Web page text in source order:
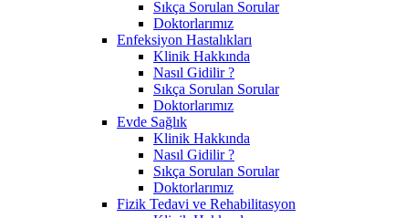
Sıkça Sorulan Sorular
Doktorlarımız
Enfeksiyon Hastalıkları
Klinik Hakkında
Nasıl Gidilir ?
Sıkça Sorulan Sorular
Doktorlarımız
Evde Sağlık
Klinik Hakkında
Nasıl Gidilir ?
Sıkça Sorulan Sorular
Doktorlarımız
Fizik Tedavi ve Rehabilitasyon